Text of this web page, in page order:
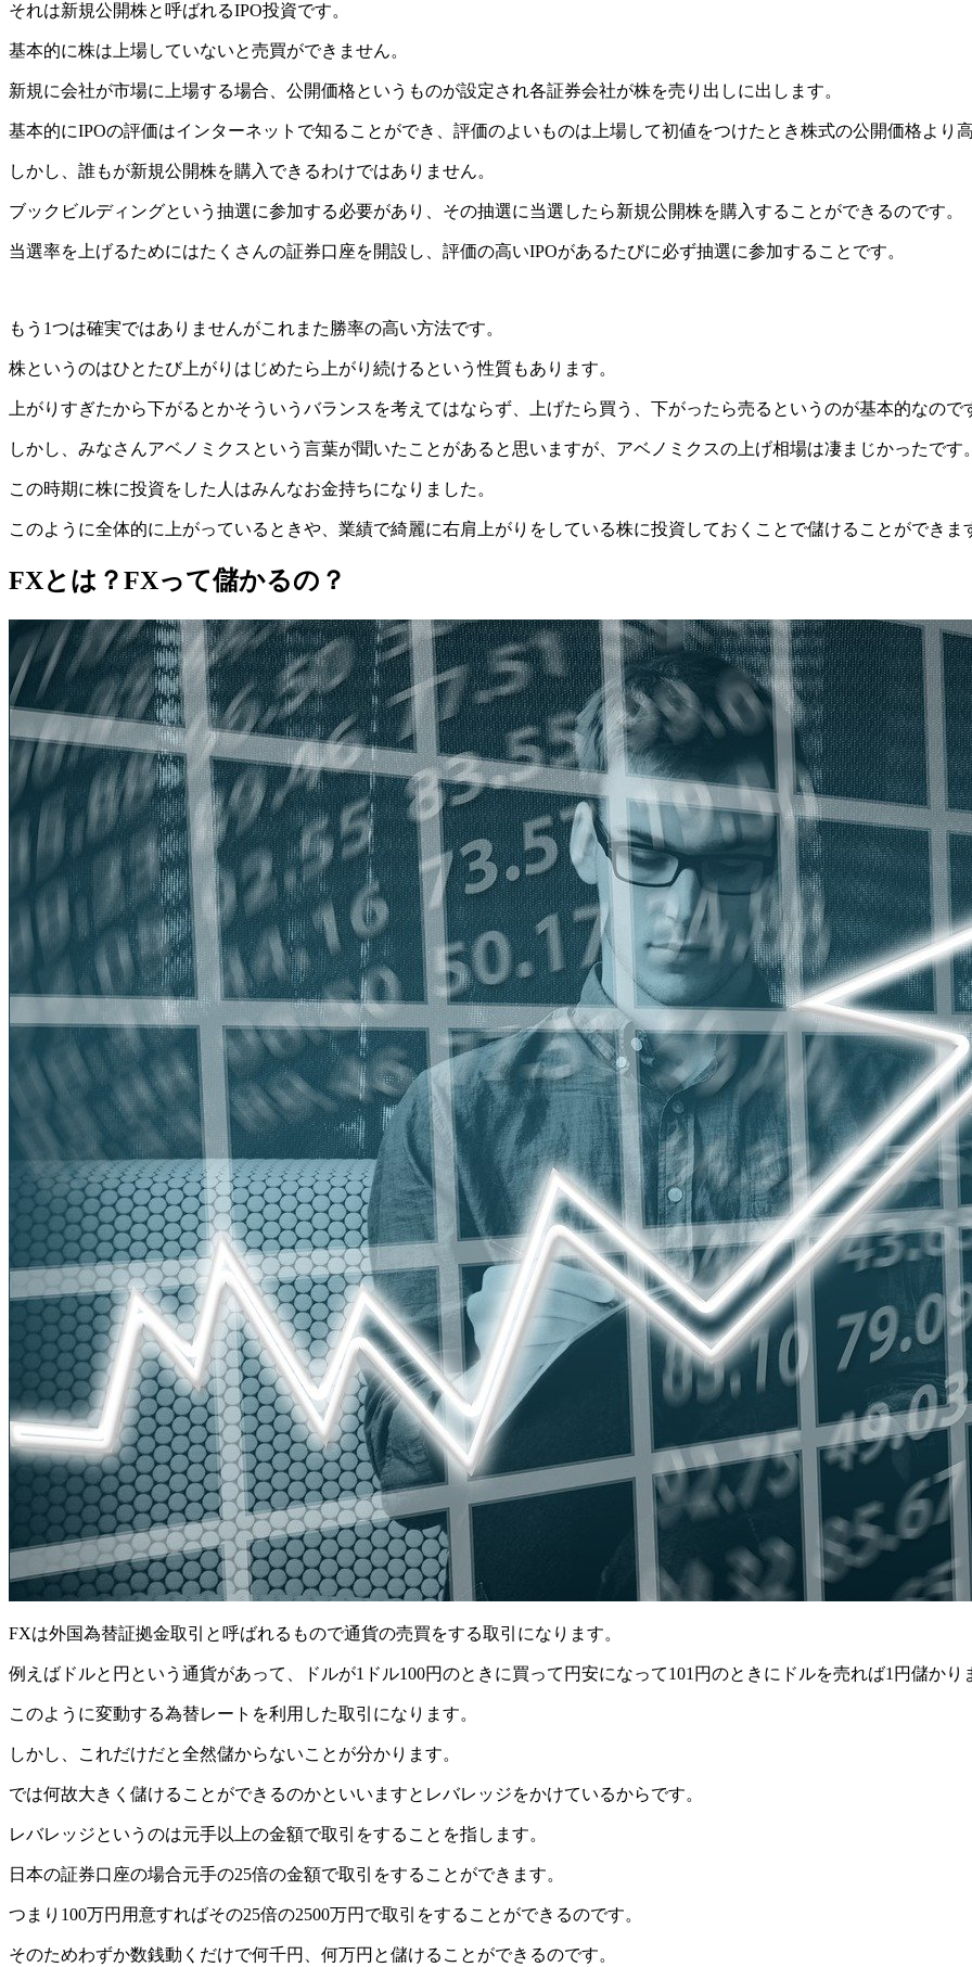
それは新規公開株と呼ばれるIPO投資です。
基本的に株は上場していないと売買ができません。
新規に会社が市場に上場する場合、公開価格というものが設定され各証券会社が株を売り出しに出します。
基本的にIPOの評価はインターネットで知ることができ、評価のよいものは上場して初値をつけたとき株式の公開価格より
しかし、誰もが新規公開株を購入できるわけではありません。
ブックビルディングという抽選に参加する必要があり、その抽選に当選したら新規公開株を購入することができるのです。
当選率を上げるためにはたくさんの証券口座を開設し、評価の高いIPOがあるたびに必ず抽選に参加することです。
もう1つは確実ではありませんがこれまた勝率の高い方法です。
株というのはひとたび上がりはじめたら上がり続けるという性質もあります。
上がりすぎたから下がるとかそういうバランスを考えてはならず、上げたら買う、下がったら売るというのが基本的なので
しかし、みなさんアベノミクスという言葉が聞いたことがあると思いますが、アベノミクスの上げ相場は凄まじかったです
この時期に株に投資をした人はみんなお金持ちになりました。
このように全体的に上がっているときや、業績で綺麗に右肩上がりをしている株に投資しておくことで儲けることができま
FXとは？FXって儲かるの？
FXは外国為替証拠金取引と呼ばれるもので通貨の売買をする取引になります。
例えばドルと円という通貨があって、ドルが1ドル100円のときに買って円安になって101円のときにドルを売れば1円儲かり
このように変動する為替レートを利用した取引になります。
しかし、これだけだと全然儲からないことが分かります。
では何故大きく儲けることができるのかといいますとレバレッジをかけているからです。
レバレッジというのは元手以上の金額で取引をすることを指します。
日本の証券口座の場合元手の25倍の金額で取引をすることができます。
つまり100万円用意すればその25倍の2500万円で取引をすることができるのです。
そのためわずか数銭動くだけで何千円、何万円と儲けることができるのです。